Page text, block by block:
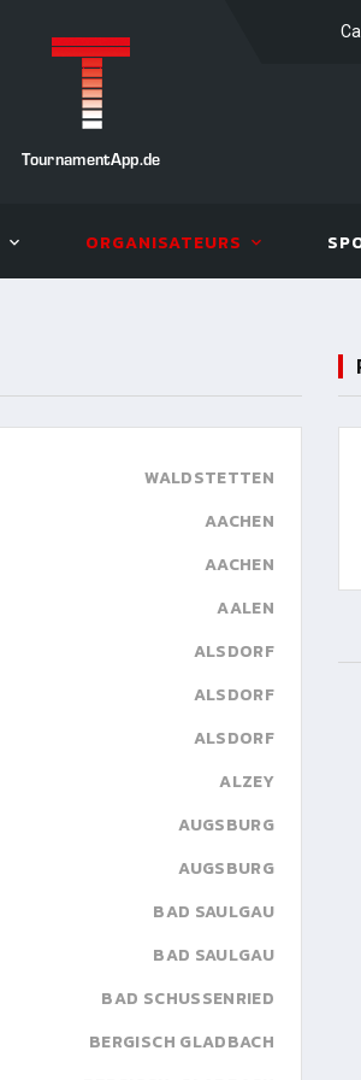
TournamentApp.de
ORGANISATEURS
WALDSTETTEN
AACHEN
AACHEN
AALEN
ALSDORF
ALSDORF
ALSDORF
ALZEY
AUGSBURG
AUGSBURG
BAD SAULGAU
BAD SAULGAU
BAD SCHUSSENRIED
BERGISCH GLADBACH